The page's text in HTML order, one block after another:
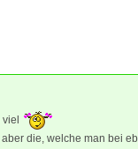
viel
die, welche man bei